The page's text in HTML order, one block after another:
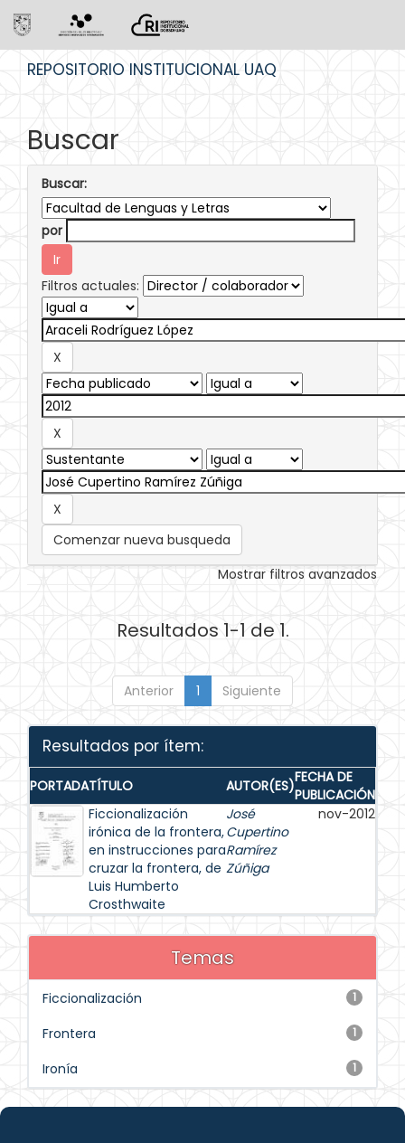
REPOSITORIO INSTITUCIONAL UAQ
Buscar
Buscar:
por
Filtros actuales:
Comenzar nueva busqueda
Mostrar filtros avanzados
Resultados 1-1 de 1.
Anterior 1 Siguiente
Resultados por ítem:
PORTADATÍTULO AUTOR(ES)FECHA DE
PUBLICACIÓN
Ficcionalización
irónica de la frontera,
en instrucciones para
cruzar la frontera, de
Luis Humberto
Crosthwaite
José
Cupertino
Ramírez
Zúñiga
nov-2012
Temas
1
Ficcionalización
1
Frontera
1
Ironía